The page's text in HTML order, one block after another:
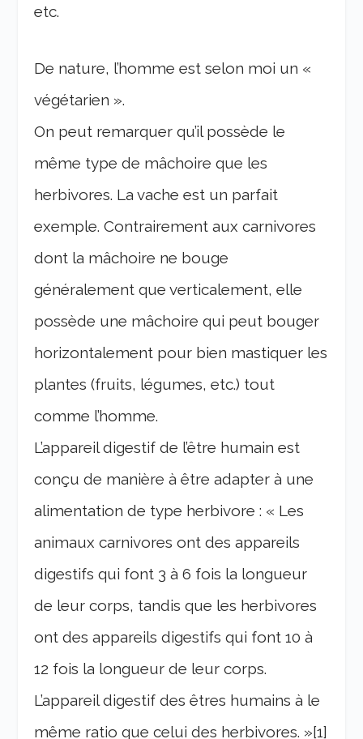
etc.
De nature, l’homme est selon moi un «
végétarien ».
On peut remarquer qu’il possède le
même type de mâchoire que les
herbivores. La vache est un parfait
exemple. Contrairement aux carnivores
dont la mâchoire ne bouge
généralement que verticalement, elle
possède une mâchoire qui peut bouger
horizontalement pour bien mastiquer les
plantes (fruits, légumes, etc.) tout
comme l’homme.
L’appareil digestif de l’être humain est
conçu de manière à être adapter à une
alimentation de type herbivore : « Les
animaux carnivores ont des appareils
digestifs qui font 3 à 6 fois la longueur
de leur corps, tandis que les herbivores
ont des appareils digestifs qui font 10 à
12 fois la longueur de leur corps.
L’appareil digestif des êtres humains à le
même ratio que celui des herbivores. »[1]